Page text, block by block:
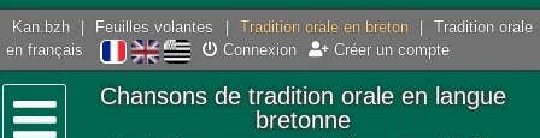
Kan.bzh Feuilles volantes Tradition orale en breton
Tradition orale
en français
Connexion Créer un compte
Chansons de tradition orale en langue
bretonne